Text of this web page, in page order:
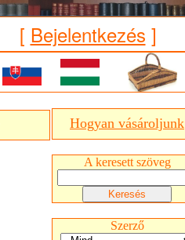
[ Bejelentkezés ]
Hogyan vásároljunk
A keresett szöveg
Szerző